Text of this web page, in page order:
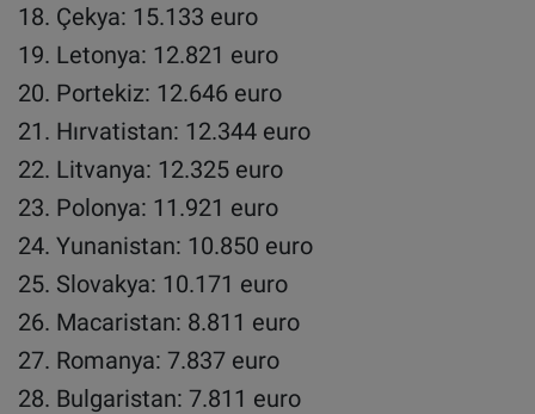
Çekya: 15.133 euro
Letonya: 12.821 euro
Portekiz: 12.646 euro
Hırvatistan: 12.344 euro
Litvanya: 12.325 euro
Polonya: 11.921 euro
Yunanistan: 10.850 euro
Slovakya: 10.171 euro
Macaristan: 8.811 euro
Romanya: 7.837 euro
Bulgaristan: 7.811 euro